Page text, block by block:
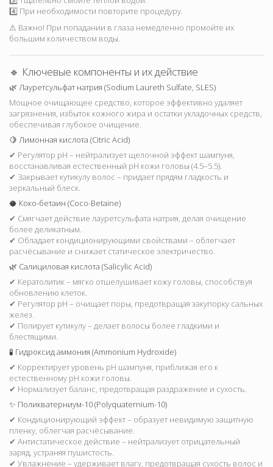
4️⃣ При необходимости повторите процедуру.
⚠ Важно! При попадании в глаза немедленно промойте их
большим количеством воды.
🔹 Ключевые компоненты и их действие
🌿 Лауретсульфат натрия (Sodium Laureth Sulfate, SLES)
Мощное очищающее средство, которое эффективно удаляет
загрязнения, избыток кожного жира и остатки укладочных средств,
обеспечивая глубокое очищение.
🍋 Лимонная кислота (Citric Acid)
✔ Регулятор pH – нейтрализует щелочной эффект шампуня,
восстанавливая естественный pH кожи головы (4.5–5.5).
✔ Закрывает кутикулу волос – придает прядям гладкость и
зеркальный блеск.
🥥 Коко-бетаин (Coco-Betaine)
✔ Смягчает действие лауретсульфата натрия, делая очищение
более деликатным.
✔ Обладает кондиционирующими свойствами – облегчает
расчёсывание и снижает статическое электричество.
🌿 Салициловая кислота (Salicylic Acid)
✔ Кератолитик – мягко отшелушивает кожу головы, способствуя
обновлению клеток.
✔ Регулятор pH – очищает поры, предотвращая закупорку сальных
желез.
✔ Полирует кутикулу – делает волосы более гладкими и
блестящими.
🧪 Гидроксид аммония (Ammonium Hydroxide)
✔ Корректирует уровень pH шампуня, приближая его к
естественному pH кожи головы.
✔ Нормализует баланс, предотвращая раздражение и сухость.
✨ Поликватерниум-10 (Polyquaternium-10)
✔ Кондиционирующий эффект – образует невидимую защитную
пленку, облегчая расчёсывание.
✔ Антистатическое действие – нейтрализует отрицательный
заряд, устраняя пушистость.
✔ Увлажнение – удерживает влагу, предотвращая сухость волос и